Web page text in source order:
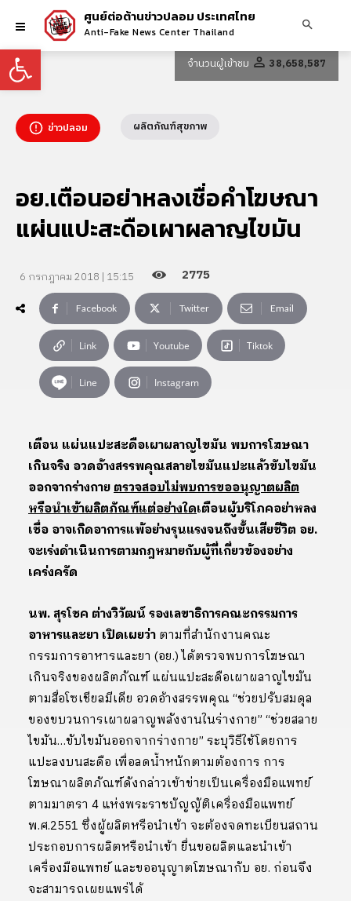
Open toolbar
ศูนย์ต่อต้านข่าวปลอม ประเทศไทย
Anti-Fake News Center Thailand
จำนวนผู้เข้าชม 38,658,587
ข่าวปลอม ผลิตภัณฑ์สุขภาพ
อย.เตือนอย่าหลงเชื่อคำโฆษณา
แผ่นแปะสะดือเผาผลาญไขมัน
6 กรกฎาคม 2018 | 15:15 2775
Facebook Twitter Email
Link Youtube Tiktok
Line Instagram
เตือน แผ่นแปะสะดือเผาผลาญไขมัน พบการโฆษณา
เกินจริง อวดอ้างสรรพคุณสลายไขมันแปะแล้วขับไขมัน
ออกจากร่างกายตรวจสอบไม่พบการขออนุญาตผลิต
หรือนำเข้าผลิตภัณฑ์แต่อย่างใดเตือนผู้บริโภคอย่าหลง
เชื่อ อาจเกิดอาการแพ้อย่างรุนแรงจนถึงขั้นเสียชีวิต อย.
จะเร่งดำเนินการตามกฎหมายกับผู้ที่เกี่ยวข้องอย่าง
เคร่งครัด
นพ. สุรโชค ต่างวิวัฒน์ รองเลขาธิการคณะกรรมการ
อาหารและยา เปิดเผยว่า ตามที่สำนักงานคณะ
กรรมการอาหารและยา (อย.) ได้ตรวจพบการโฆษณา
เกินจริงของผลิตภัณฑ์ แผ่นแปะสะดือเผาผลาญไขมัน
ตามสื่อโซเชียลมีเดีย อวดอ้างสรรพคุณ “ช่วยปรับสมดุล
ของขบวนการเผาผลาญพลังงานในร่างกาย” “ช่วยสลาย
ไขมัน…ขับไขมันออกจากร่างกาย” ระบุวิธีใช้โดยการ
แปะลงบนสะดือ เพื่อลดน้ำหนักตามต้องการ การ
โฆษณาผลิตภัณฑ์ดังกล่าวเข้าข่ายเป็นเครื่องมือแพทย์
ตามมาตรา 4 แห่งพระราชบัญญัติเครื่องมือแพทย์
พ.ศ.2551 ซึ่งผู้ผลิตหรือนำเข้า จะต้องจดทะเบียนสถาน
ประกอบการผลิตหรือนำเข้า ยื่นขอผลิตและนำเข้า
เครื่องมือแพทย์ และขออนุญาตโฆษณากับ อย. ก่อนจึง
จะสามารถเผยแพร่ได้